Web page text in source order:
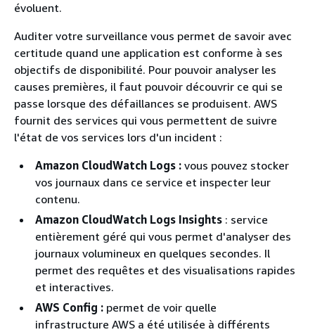
évoluent.
Auditer votre surveillance vous permet de savoir avec
certitude quand une application est conforme à ses
objectifs de disponibilité. Pour pouvoir analyser les
causes premières, il faut pouvoir découvrir ce qui se
passe lorsque des défaillances se produisent. AWS
fournit des services qui vous permettent de suivre
l'état de vos services lors d'un incident :
Amazon CloudWatch Logs : vous pouvez stocker
vos journaux dans ce service et inspecter leur
contenu.
Amazon CloudWatch Logs Insights : service
entièrement géré qui vous permet d'analyser des
journaux volumineux en quelques secondes. Il
permet des requêtes et des visualisations rapides
et interactives.
AWS Config : permet de voir quelle
infrastructure AWS a été utilisée à différents